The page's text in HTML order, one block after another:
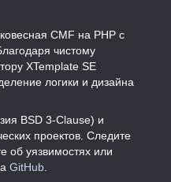
CMF на PHP с
чистому
XTemplate SE
логики и дизайна
BSD 3-Clause) и
проектов. Следите
об уязвимостях или
GitHub